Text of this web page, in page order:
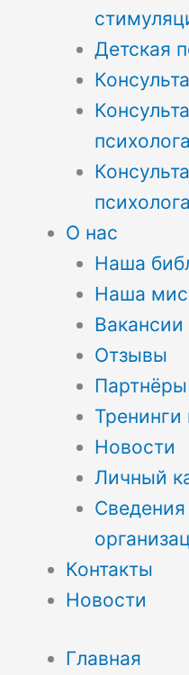
Детская
психолога
психолога
О нас
Наша
Наша
Вакансии
Отзывы
Партнёры
Новости
Личный
Сведения
Контакты
Новости
Главная